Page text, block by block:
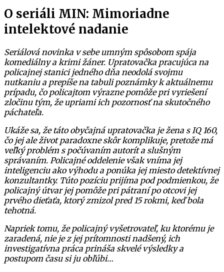
O seriáli MIN: Mimoriadne
intelektové nadanie
Seriálová novinka v sebe umným spôsobom spája
komediálny a krimi žáner. Upratovačka pracujúca na
policajnej stanici jedného dňa neodolá svojmu
nutkaniu a prepíše na tabuli poznámky k aktuálnemu
prípadu, čo policajtom výrazne pomôže pri vyriešení
zločinu tým, že upriami ich pozornosť na skutočného
páchateľa.
Ukáže sa, že táto obyčajná upratovačka je žena s IQ 160,
čo jej ale život paradoxne skôr komplikuje, pretože má
veľký problém s počúvaním autorít a slušným
správaním. Policajné oddelenie však vníma jej
inteligenciu ako výhodu a ponúka jej miesto detektívnej
konzultantky. Túto pozíciu prijíma pod podmienkou, že
policajný útvar jej pomôže pri pátraní po otcovi jej
prvého dieťaťa, ktorý zmizol pred 15 rokmi, keď bola
tehotná.
Napriek tomu, že policajný vyšetrovateľ, ku ktorému je
zaradená, nie je z jej prítomnosti nadšený, ich
investigatívna práca prináša skvelé výsledky a
postupom času si ju obľúbi…